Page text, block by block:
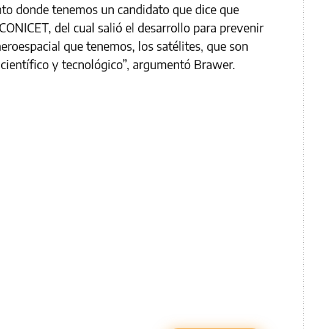
donde tenemos un candidato que dice que
del cual salió el desarrollo para prevenir
que tenemos, los satélites, que son
y tecnológico”, argumentó Brawer.